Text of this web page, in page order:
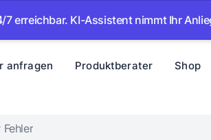
KI-Assistent nimmt Ihr Anliegen auf
anfragen Produktberater Shop